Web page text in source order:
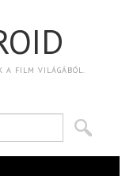
A FILM VILÁGÁBÓL.